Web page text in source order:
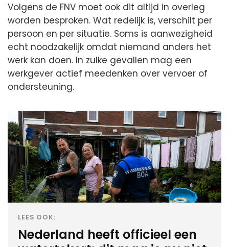
Volgens de FNV moet ook dit altijd in overleg
worden besproken. Wat redelijk is, verschilt per
persoon en per situatie. Soms is aanwezigheid
echt noodzakelijk omdat niemand anders het
werk kan doen. In zulke gevallen mag een
werkgever actief meedenken over vervoer of
ondersteuning.
LEES OOK:
Nederland heeft officieel een